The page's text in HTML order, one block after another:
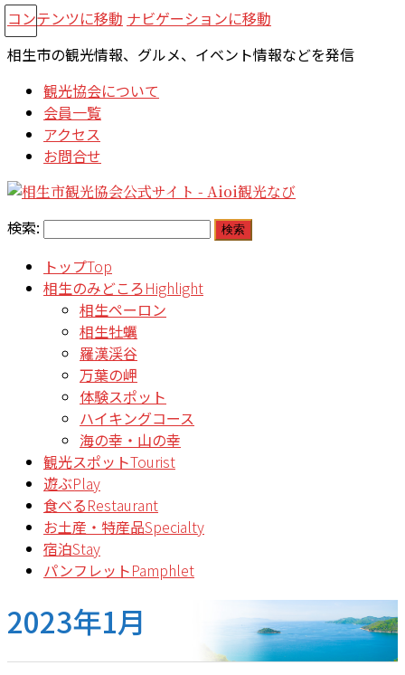
コンテンツに移動 ナビゲーションに移動
相生市の観光情報、グルメ、イベント情報などを発信
観光協会について
会員一覧
アクセス
お問合せ
検索:
トップTop
相生のみどころHighlight
相生ペーロン
相生牡蠣
羅漢渓谷
万葉の岬
体験スポット
ハイキングコース
海の幸・山の幸
観光スポットTourist
遊ぶPlay
食べるRestaurant
お土産・特産品Specialty
宿泊Stay
パンフレットPamphlet
2023年1月